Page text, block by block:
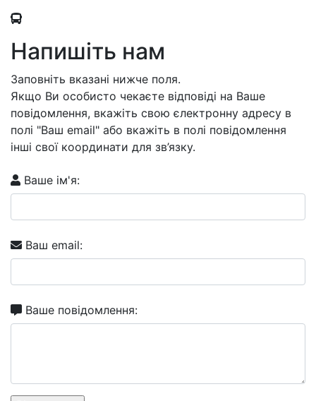
Напишіть нам
Заповніть вказані нижче поля.
Якщо Ви особисто чекаєте відповіді на Ваше
повідомлення, вкажіть свою єлектронну адресу в
полі "Ваш email" або вкажіть в полі повідомлення
інші свої координати для зв’язку.
Ваше ім'я:
Ваш email:
Ваше повідомлення: